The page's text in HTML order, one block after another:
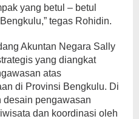
yang betul – betul
tegas Rohidin.
Akuntan Negara Sally
yang diangkat
atas
di Provinsi Bengkulu. Di
desain pengawasan
dan koordinasi oleh